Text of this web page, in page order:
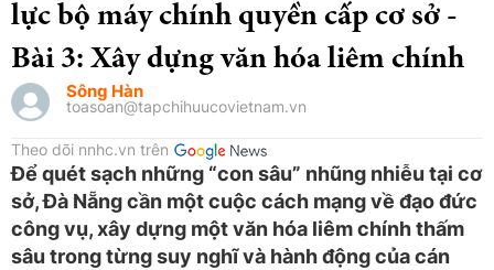
lực bộ máy chính quyền cấp cơ sở -
Bài 3: Xây dựng văn hóa liêm chính
Sông Hàn
toasoan@tapchihuucovietnam.vn
Theo dõi nnhc.vn trên
Để quét sạch những “con sâu” nhũng nhiễu tại cơ
sở, Đà Nẵng cần một cuộc cách mạng về đạo đức
công vụ, xây dựng một văn hóa liêm chính thấm
sâu trong từng suy nghĩ và hành động của cán